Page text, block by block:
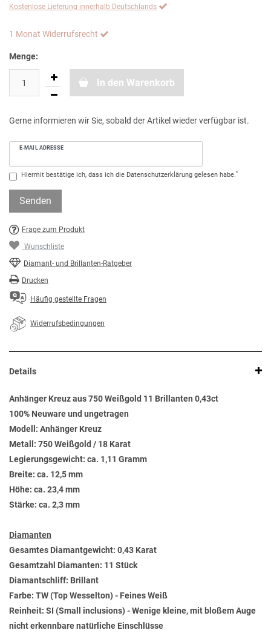
Kostenlose Lieferung innerhalb Deutschlands
1 Monat Widerrufsrecht
Menge:
In den Warenkorb
Gerne informieren wir Sie, sobald der Artikel wieder verfügbar ist.
E-MAIL ADRESSE
Hiermit bestätige ich, dass ich die Daten­schutz­erklärung gelesen habe.*
Senden
Frage zum Produkt
Wunschliste
Diamant- und Brillanten-Ratgeber
Drucken
Häufig gestellte Fragen
Widerrufsbedingungen
Details
Anhänger Kreuz aus 750 Weißgold 11 Brillanten 0,43ct
100% Neuware und ungetragen
Modell: Anhänger Kreuz
Metall: 750 Weißgold / 18 Karat
Legierungsgewicht: ca. 1,11 Gramm
Breite: ca. 12,5 mm
Höhe: ca. 23,4 mm
Stärke: ca. 2,3 mm
Diamanten
Gesamtes Diamantgewicht: 0,43 Karat
Gesamtzahl Diamanten: 11 Stück
Diamantschliff: Brillant
Farbe: TW (Top Wesselton) - Feines Weiß
Reinheit: SI (Small inclusions) - Wenige kleine, mit bloßem Auge
nicht erkennbare natürliche Einschlüsse